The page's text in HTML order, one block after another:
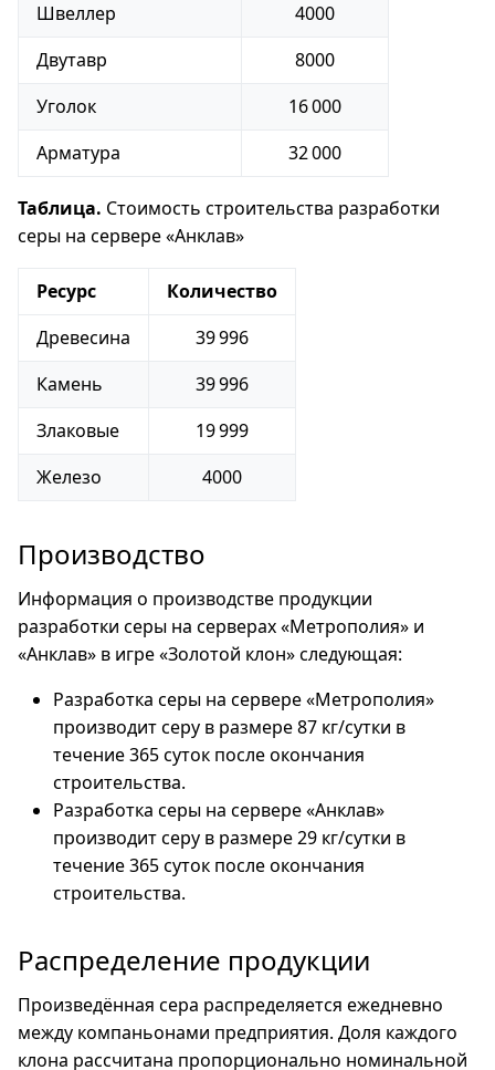
Швеллер
4000
Двутавр
8000
Уголок
16 000
Арматура
32 000
Таблица. Стоимость строительства разработки
серы на сервере «Анклав»
Ресурс
Количество
Древесина
39 996
Камень
39 996
Злаковые
19 999
Железо
4000
Производство
Информация о производстве продукции
разработки серы на серверах «Метрополия» и
«Анклав» в игре «Золотой клон» следующая:
Разработка серы на сервере «Метрополия»
производит серу в размере 87 кг/сутки в
течение 365 суток после окончания
строительства.
Разработка серы на сервере «Анклав»
производит серу в размере 29 кг/сутки в
течение 365 суток после окончания
строительства.
Распределение продукции
Произведённая сера распределяется ежедневно
между компаньонами предприятия. Доля каждого
клона рассчитана пропорционально номинальной